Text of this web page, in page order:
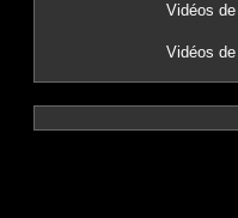
Vidéos de
Vidéos de